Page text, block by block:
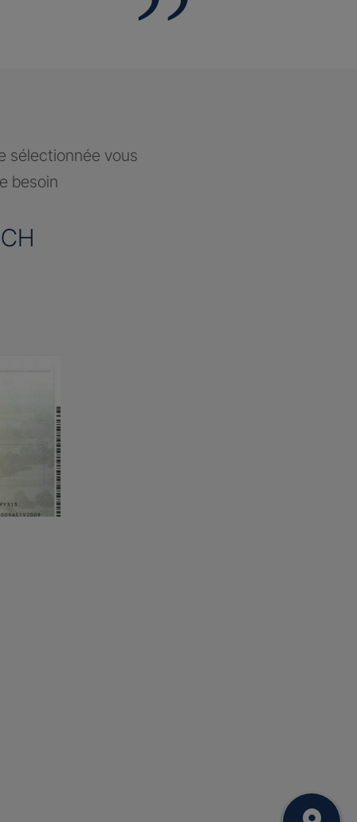
sélectionnée vous
besoin